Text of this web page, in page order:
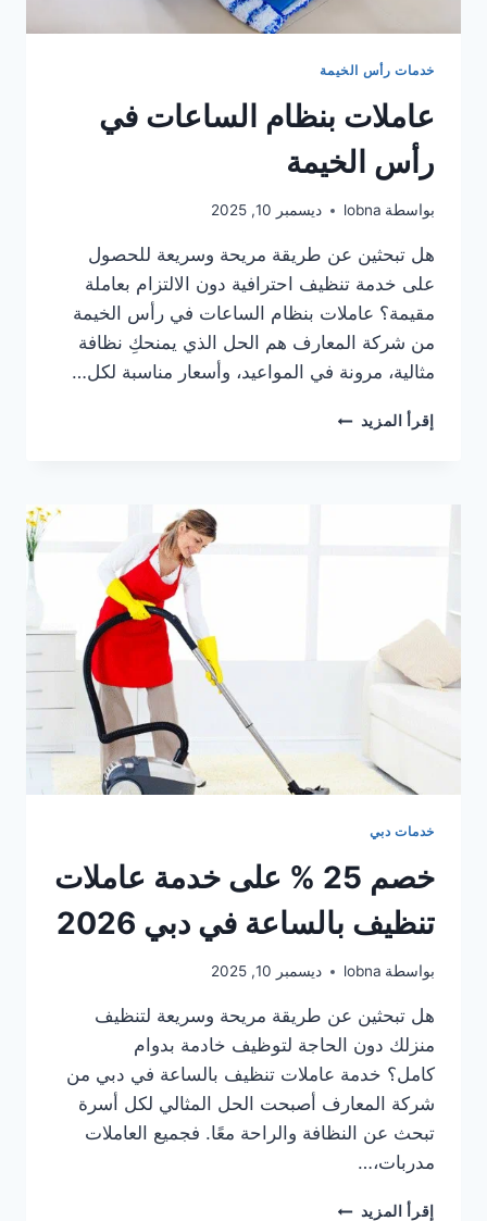
خدمات رأس الخيمة
عاملات بنظام الساعات في
رأس الخيمة
بواسطة lobna ديسمبر 10, 2025
هل تبحثين عن طريقة مريحة وسريعة للحصول
على خدمة تنظيف احترافية دون الالتزام بعاملة
مقيمة؟ عاملات بنظام الساعات في رأس الخيمة
من شركة المعارف هم الحل الذي يمنحكِ نظافة
مثالية، مرونة في المواعيد، وأسعار مناسبة لكل…
إقرأ المزيد عاملات
خدمات دبي
خصم 25 % على خدمة عاملات
تنظيف بالساعة في دبي 2026
بواسطة lobna ديسمبر 10, 2025
هل تبحثين عن طريقة مريحة وسريعة لتنظيف
منزلك دون الحاجة لتوظيف خادمة بدوام
كامل؟ خدمة عاملات تنظيف بالساعة في دبي من
شركة المعارف أصبحت الحل المثالي لكل أسرة
تبحث عن النظافة والراحة معًا. فجميع العاملات
مدربات،…
إقرأ المزيد خصم